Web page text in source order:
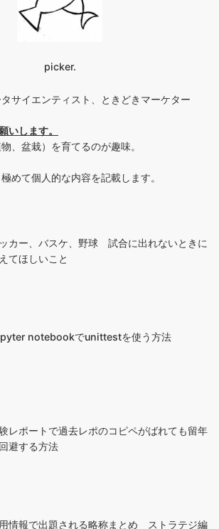
picker.
サイエンティスト、ときどきマーケター
いします。
、盆栽）を育てるのが趣味。
めて個人的な内容を記載します。
カー、バスケ、野球 試合に出れないときに
てほしいこと
notebookでunittestを使う方法
レポートで過去レポのコピペがばれても留年
避する方法
情報で出題される略称まとめ ストラテジ編